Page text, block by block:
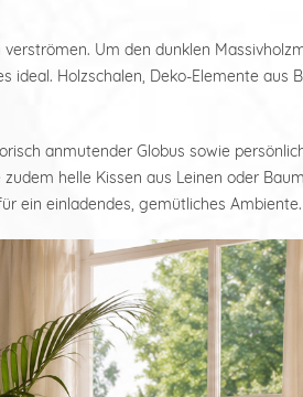
Um den dunklen
ideal. Holzschalen, Deko-Elemente aus
anmutender Globus sowie
helle Kissen aus Leinen oder
ein einladendes, gemütliches Ambiente.